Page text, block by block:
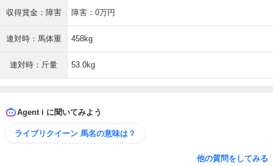
収得賞金：障害 障害：0万円
連対時：馬体重 458kg
連対時：斤量 53.0kg
Agent i に聞いてみよう
ライブリクイーン 馬名の意味は？
他の質問をしてみる